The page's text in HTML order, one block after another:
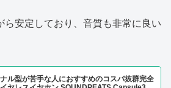
ら安定しており、音質も非常に良い
ル型が苦手な人におすすめのコスパ抜群完全